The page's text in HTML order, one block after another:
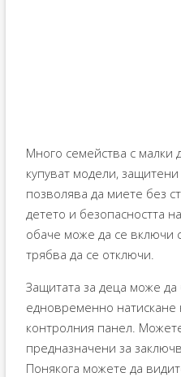
Много семейства с малки
купуват модели,
позволява да миете без
детето и безопасността
обаче може да се включи
трябва да се отключи.
Защитата за деца може
едновременно натискане
контролния панел.
предназначени за
Понякога можете да